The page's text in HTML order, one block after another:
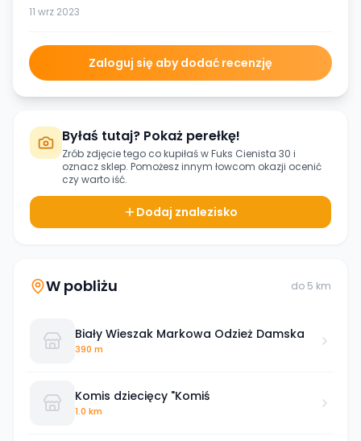
11 wrz 2023
Zaloguj się aby dodać recenzję
Byłaś tutaj? Pokaż perełkę!
Zrób zdjęcie tego co kupiłaś wFuks Cienista 30 i
oznacz sklep. Pomożesz innym łowcom okazji ocenić
czy warto iść.
Dodaj znalezisko
W pobliżu do 5 km
Biały Wieszak Markowa Odzież Damska
390 m
Komis dziecięcy "Komiś
1.0 km